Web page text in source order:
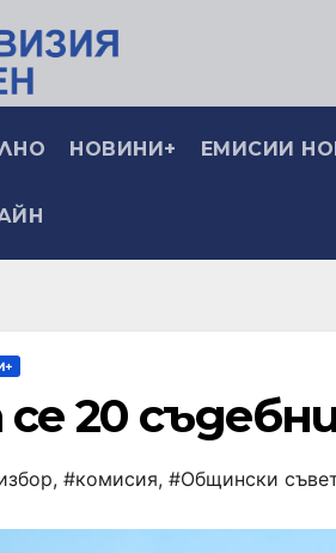
НОВИНИ+ ЕМИСИИ
20
, #комисия, #Общински